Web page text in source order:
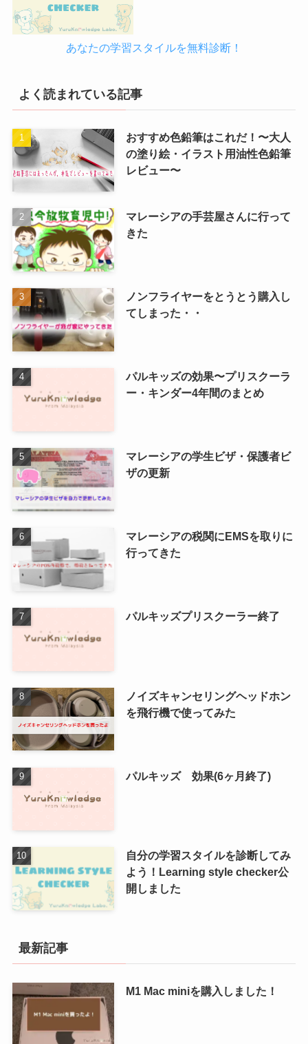
あなたの学習スタイルを無料診断！
よく読まれている記事
おすすめ色鉛筆はこれだ！〜大人
の塗り絵・イラスト用油性色鉛筆
レビュー〜
マレーシアの手芸屋さんに行って
きた
ノンフライヤーをとうとう購入し
てしまった・・
パルキッズの効果〜プリスクーラ
ー・キンダー4年間のまとめ
マレーシアの学生ビザ・保護者ビ
ザの更新
マレーシアの税関にEMSを取りに
行ってきた
パルキッズプリスクーラー終了
ノイズキャンセリングヘッドホン
を飛行機で使ってみた
パルキッズ 効果(6ヶ月終了)
自分の学習スタイルを診断してみ
よう！Learning style checker公
開しました
最新記事
M1 Mac miniを購入しました！